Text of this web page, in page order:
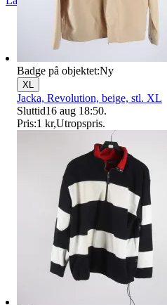
Badge på objektet:Ny
XL
Jacka, Revolution, beige, stl. XL
Sluttid16 aug 18:50.
Pris:1 kr,Utropspris.